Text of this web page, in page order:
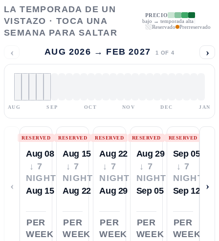
LA TEMPORADA DE UN
VISTAZO · TOCA UNA
SEMANA PARA SALTAR
PRECIO
bajo → temporada alta
Reservado
Prerreservado
‹ AUG 2026 → FEB 2027 1 OF 4 ›
AUG SEP OCT NOV DEC JAN
‹
RESERVED
Aug 08
↓ 7
NIGHTS
Aug 15
PER
WEEK
RESERVED
Aug 15
↓ 7
NIGHTS
Aug 22
PER
WEEK
RESERVED
Aug 22
↓ 7
NIGHTS
Aug 29
PER
WEEK
RESERVED
Aug 29
↓ 7
NIGHTS
Sep 05
PER
WEEK
RESERVED
Sep 05
↓ 7
NIGHTS
Sep 12
PER
WEEK
›